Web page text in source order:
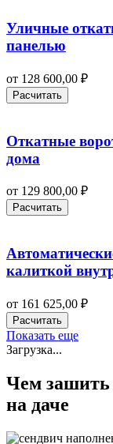
Уличные
панелью
от 128 600,00 ₽
Расчитать
Откатные
дома
от 129 800,00 ₽
Расчитать
калиткой
от 161 625,00 ₽
Расчитать
Показать еще
Загрузка...
Чем зашить
на даче